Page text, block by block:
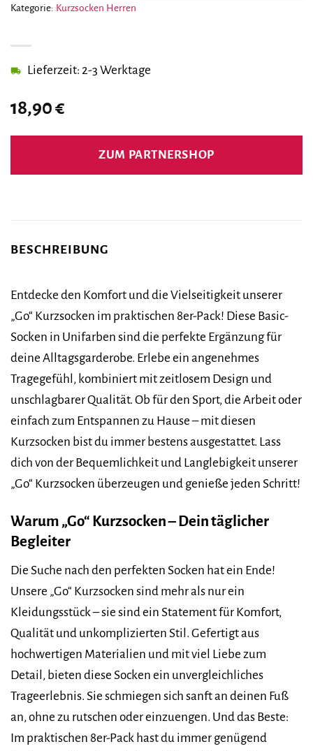
18,90€
Lieferzeit: 2-3 Werktage
ZUM PARTNERSHOP
Kategorie: Kurzsocken Herren
BESCHREIBUNG
Entdecke den Komfort und die Vielseitigkeit unserer
„Go“ Kurzsocken im praktischen 8er-Pack! Diese Basic-
Socken in Unifarben sind die perfekte Ergänzung für
deine Alltagsgarderobe. Erlebe ein angenehmes
Tragegefühl, kombiniert mit zeitlosem Design und
unschlagbarer Qualität. Ob für den Sport, die Arbeit oder
einfach zum Entspannen zu Hause – mit diesen
Kurzsocken bist du immer bestens ausgestattet. Lass
dich von der Bequemlichkeit und Langlebigkeit unserer
„Go“ Kurzsocken überzeugen und genieße jeden Schritt!
Warum „Go“ Kurzsocken – Dein täglicher
Begleiter
Die Suche nach den perfekten Socken hat ein Ende!
Unsere „Go“ Kurzsocken sind mehr als nur ein
Kleidungsstück – sie sind ein Statement für Komfort,
Qualität und unkomplizierten Stil. Gefertigt aus
hochwertigen Materialien und mit viel Liebe zum
Detail, bieten diese Socken ein unvergleichliches
Trageerlebnis. Sie schmiegen sich sanft an deinen Fuß
an, ohne zu rutschen oder einzuengen. Und das Beste:
Im praktischen 8er-Pack hast du immer genügend